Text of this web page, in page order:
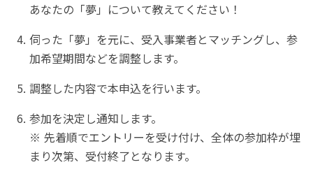
あなたの「夢」について教えてください！
伺った「夢」を元に、受入事業者とマッチングし、参
加希望期間などを調整します。
調整した内容で本申込を行います。
参加を決定し通知します。
※ 先着順でエントリーを受け付け、全体の参加枠が埋
まり次第、受付終了となります。